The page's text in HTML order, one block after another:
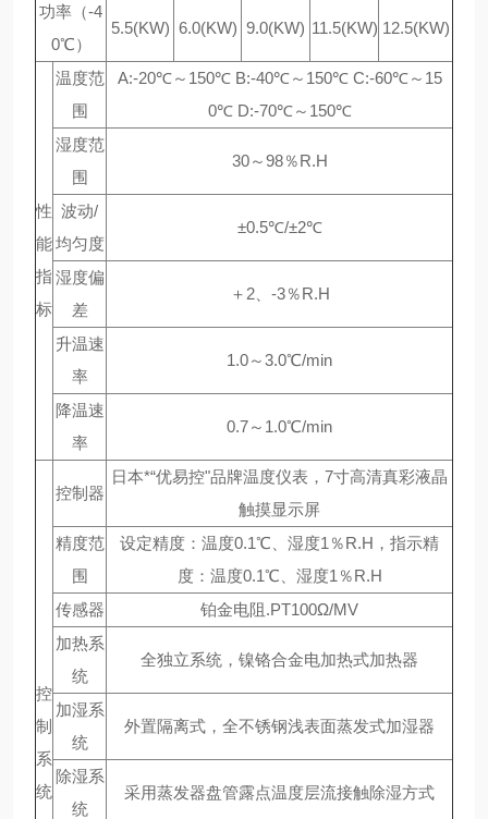
功率（-4
0℃）
5.5(KW) 6.0(KW) 9.0(KW) 11.5(KW) 12.5(KW)
性
能
指
标
温度范
围
A:-20℃～150℃ B:-40℃～150℃ C:-60℃～15
0℃ D:-70℃～150℃
湿度范
围
30～98％R.H
波动/
均匀度
±0.5℃/±2℃
湿度偏
差
＋2、-3％R.H
升温速
率
1.0～3.0℃/min
降温速
率
0.7～1.0℃/min
控
制
系
统
控制器
日本*“优易控"品牌温度仪表，7寸高清真彩液晶
触摸显示屏
精度范
围
设定精度：温度0.1℃、湿度1％R.H，指示精
度：温度0.1℃、湿度1％R.H
传感器
铂金电阻.PT100Ω/MV
加热系
统
全独立系统，镍铬合金电加热式加热器
加湿系
统
外置隔离式，全不锈钢浅表面蒸发式加湿器
除湿系
统
采用蒸发器盘管露点温度层流接触除湿方式